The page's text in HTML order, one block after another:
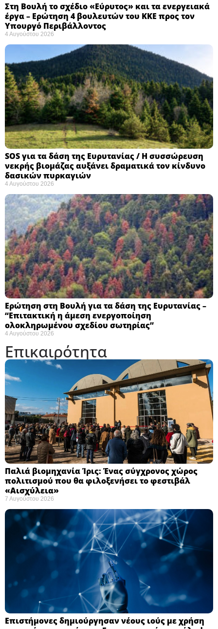
Στη Βουλή το σχέδιο «Εύρυτος» και τα ενεργειακά
έργα – Ερώτηση 4 βουλευτών του ΚΚΕ προς τον
Υπουργό Περιβάλλοντος
4 Αυγούστου 2026
SOS για τα δάση της Ευρυτανίας / Η συσσώρευση
νεκρής βιομάζας αυξάνει δραματικά τον κίνδυνο
δασικών πυρκαγιών
4 Αυγούστου 2026
Ερώτηση στη Βουλή για τα δάση της Ευρυτανίας –
“Eπιτακτική η άμεση ενεργοποίηση
ολοκληρωμένου σχεδίου σωτηρίας”
4 Αυγούστου 2026
Επικαιρότητα
Παλιά βιομηχανία Ίρις: Ένας σύγχρονος χώρος
πολιτισμού που θα φιλοξενήσει το φεστιβάλ
«Αισχύλεια» ​
7 Αυγούστου 2026
Επιστήμονες δημιούργησαν νέους ιούς με χρήση